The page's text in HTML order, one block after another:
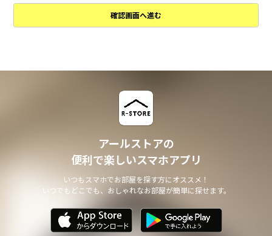
以下に定めのない目的で個人情報を利用する場合、あらかじめご本
からのご連絡の対応
不動産会社との業務における対応
・ 本サイトからのメールマガジンの送信、その他の対応
・ その他、本サイトの不動産物件情報サービスの提供のために必
個人情報の安全管理について
本サイトは、取り扱う個人情報の漏洩、滅失またはき損の防止その
他の個人情報の安全管理のために必要かつ適切な措置を講じます。
個人情報の委託について
する場合は、当該第三者について厳正な調査を行い、 取り扱いを
委託された個人情報の安全管理が図られるよう当該第三者に対する
確認画面へ進む
アールストアの
便利で楽しいスマホアプリ
いつもスマホでお部屋を探す方にオススメ！
いつでもどこでも、おしゃれなお部屋が簡単に探せます。